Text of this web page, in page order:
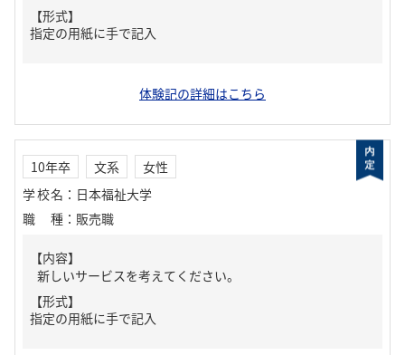
【形式】
指定の用紙に手で記入
体験記の詳細はこちら
10年卒 文系
女性
学校名 ： 日本福祉大学
職種 ： 販売職
【内容】
新しいサービスを考えてください。
【形式】
指定の用紙に手で記入